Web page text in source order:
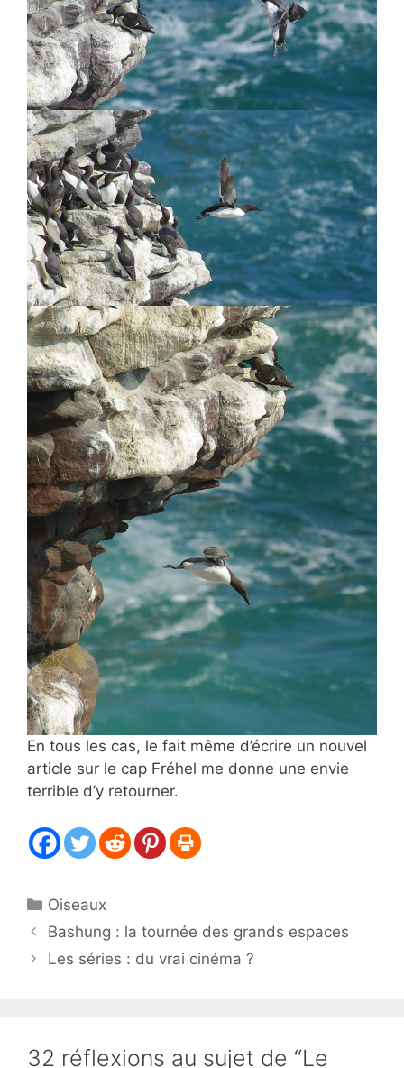
En tous les cas, le fait même d’écrire un nouvel
article sur le cap Fréhel me donne une envie
terrible d’y retourner.
Catégories
Oiseaux
Bashung : la tournée des grands espaces
Les séries : du vrai cinéma ?
32 réflexions au sujet de “Le